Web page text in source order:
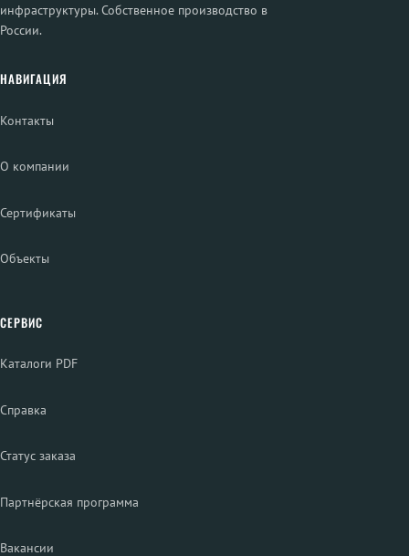
инфраструктуры. Собственное производство в
России.
НАВИГАЦИЯ
Контакты
О компании
Сертификаты
Объекты
СЕРВИС
Каталоги PDF
Справка
Статус заказа
Партнёрская программа
Вакансии